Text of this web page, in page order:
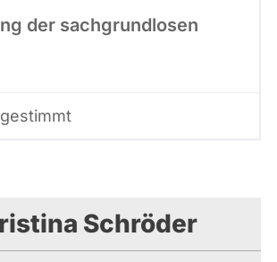
der sachgrundlosen
Schröder